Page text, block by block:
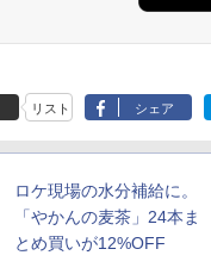
リスト シェア
ロケ現場の水分補給に。
「やかんの麦茶」24本ま
とめ買いが12%OFF